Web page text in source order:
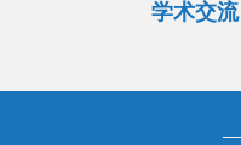
学术交流